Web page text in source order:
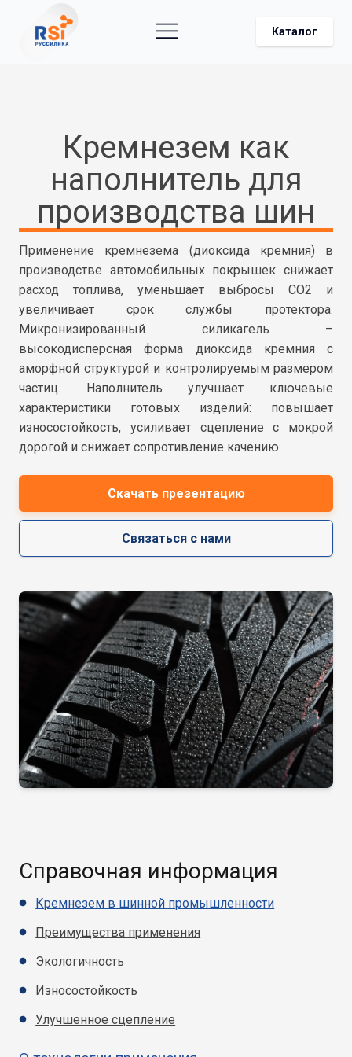
Каталог
Кремнезем как
наполнитель для
производства шин
Применение кремнезема (диоксида кремния) в
производстве автомобильных покрышек снижает
расход топлива, уменьшает выбросы CO2 и
увеличивает срок службы протектора.
Микронизированный силикагель –
высокодисперсная форма диоксида кремния с
аморфной структурой и контролируемым размером
частиц. Наполнитель улучшает ключевые
характеристики готовых изделий: повышает
износостойкость, усиливает сцепление с мокрой
дорогой и снижает сопротивление качению.
Скачать презентацию
Связаться с нами
Справочная информация
Кремнезем в шинной промышленности
Преимущества применения
Экологичность
Износостойкость
Улучшенное сцепление